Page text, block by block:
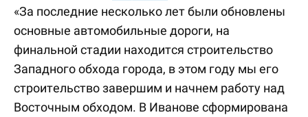
«За последние несколько лет были обновлены
основные автомобильные дороги, на
финальной стадии находится строительство
Западного обхода города, в этом году мы его
строительство завершим и начнем работу над
Восточным обходом. В Иванове сформирована